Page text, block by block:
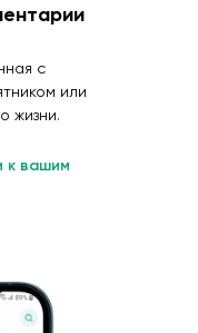
с
или
жизни.
к вашим